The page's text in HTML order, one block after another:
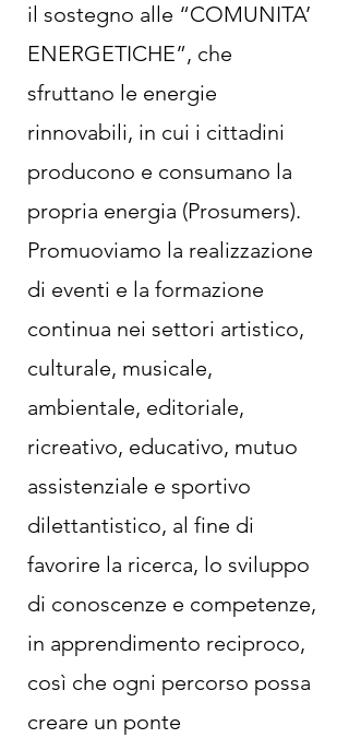
il sostegno alle “COMUNITA’
ENERGETICHE”, che
sfruttano le energie
rinnovabili, in cui i cittadini
producono e consumano la
propria energia (Prosumers).
Promuoviamo la realizzazione
di eventi e la formazione
continua nei settori artistico,
culturale, musicale,
ambientale, editoriale,
ricreativo, educativo, mutuo
assistenziale e sportivo
dilettantistico, al fine di
favorire la ricerca, lo sviluppo
di conoscenze e competenze,
in apprendimento reciproco,
così che ogni percorso possa
creare un ponte